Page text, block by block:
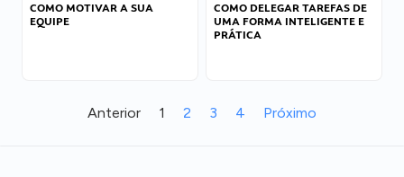
COMO MOTIVAR A SUA
EQUIPE
COMO DELEGAR TAREFAS DE
UMA FORMA INTELIGENTE E
PRÁTICA
Anterior 1 2 3 4 Próximo